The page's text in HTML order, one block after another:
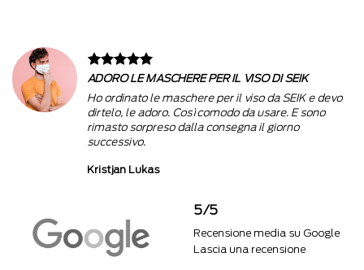
ADORO LE MASCHERE PER IL VISO DI SEIK
Ho ordinato le maschere per il viso da SEIK e devo
dirtelo, le adoro. Così comodo da usare. E sono
rimasto sorpreso dalla consegna il giorno
successivo.
Kristjan Lukas
5/5
Recensione media su Google
Lascia una recensione